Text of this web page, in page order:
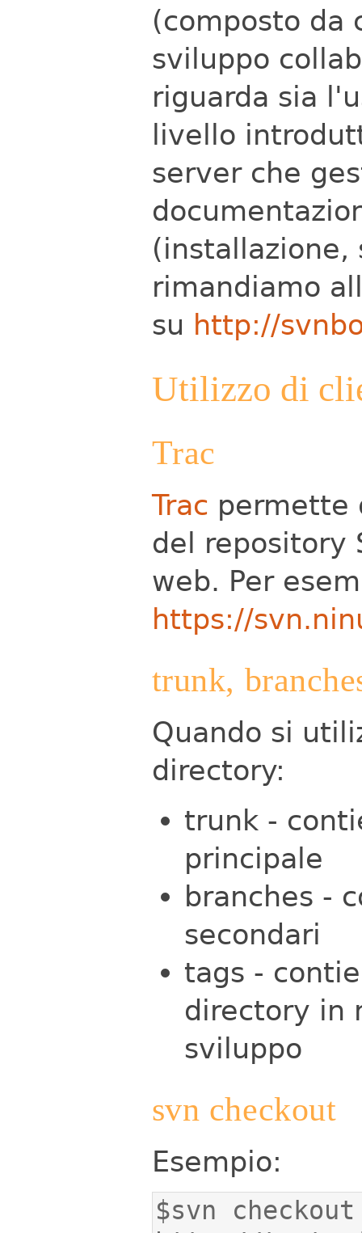
(composto da
sviluppo
riguarda sia
livello
server che
(installazione,
rimandiamo
su http://
Utilizzo di
Trac
Trac permette
del repository
web. Per
https://
trunk,
Quando si
directory:
trunk -
principale
branches -
secondari
tags -
directory in
sviluppo
svn checkout
Esempio:
$svn checkout